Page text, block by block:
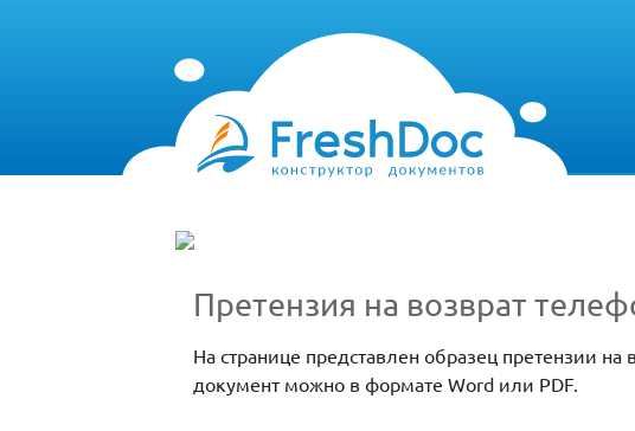
Претензия на возврат
На странице представлен образец претензии
документ можно в формате Word или PDF.